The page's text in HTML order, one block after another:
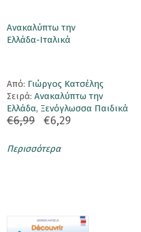
Ανακαλύπτω την
Ελλάδα-Ιταλικά
Aπό: Γιώργος Κατσέλης
Σειρά: Ανακαλύπτω την
Ελλάδα, Ξενόγλωσσα Παιδικά
€6,99 €6,29
Περισσότερα